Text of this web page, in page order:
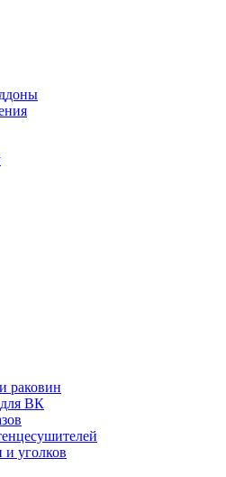
раковин
ВК
уголков